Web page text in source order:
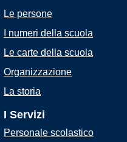
Le persone
I numeri della scuola
Le carte della scuola
Organizzazione
La storia
I Servizi
Personale scolastico